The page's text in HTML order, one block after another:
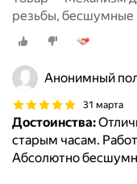
резьбы, бесшумные
класса, размер 8мм
Анонимный
31 марта
Достоинства:
старым часам.
Абсолютно